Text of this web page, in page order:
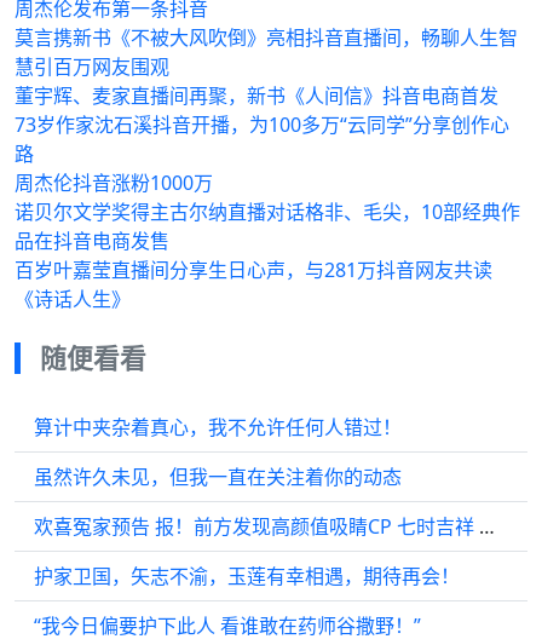
周杰伦发布第一条抖音
莫言携新书《不被大风吹倒》亮相抖音直播间，畅聊人生智
慧引百万网友围观
董宇辉、麦家直播间再聚，新书《人间信》抖音电商首发
73岁作家沈石溪抖音开播，为100多万“云同学”分享创作心
路
周杰伦抖音涨粉1000万
诺贝尔文学奖得主古尔纳直播对话格非、毛尖，10部经典作
品在抖音电商发售
百岁叶嘉莹直播间分享生日心声，与281万抖音网友共读
《诗话人生》
随便看看
算计中夹杂着真心，我不允许任何人错过！
虽然许久未见，但我一直在关注着你的动态
欢喜冤家预告 报！前方发现高颜值吸睛CP 七时吉祥 预告
护家卫国，矢志不渝，玉莲有幸相遇，期待再会！
“我今日偏要护下此人 看谁敢在药师谷撒野！”